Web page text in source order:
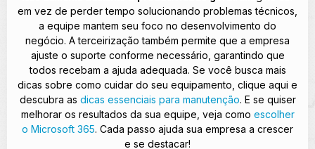
em vez de perder tempo solucionando problemas técnicos,
a equipe mantem seu foco no desenvolvimento do
negócio. A terceirização também permite que a empresa
ajuste o suporte conforme necessário, garantindo que
todos recebam a ajuda adequada. Se você busca mais
dicas sobre como cuidar do seu equipamento, clique aqui e
descubra as dicas essenciais para manutenção. E se quiser
melhorar os resultados da sua equipe, veja como escolher
o Microsoft 365. Cada passo ajuda sua empresa a crescer
e se destacar!